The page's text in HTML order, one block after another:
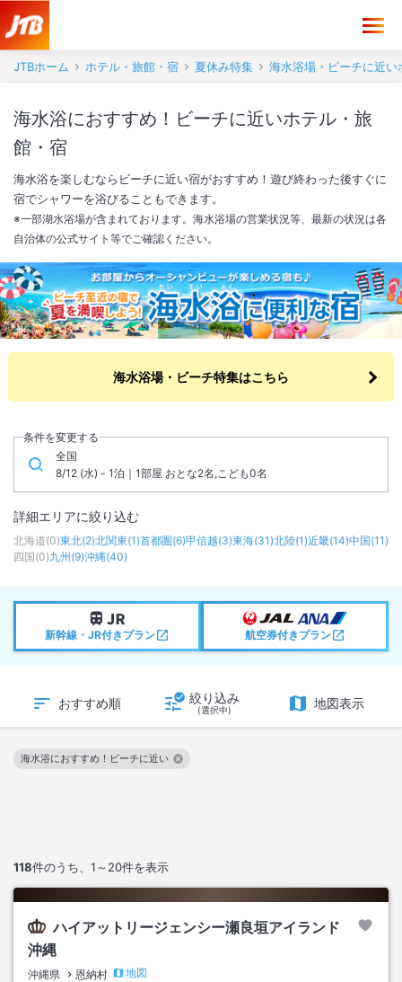
JTBホーム ホテル・旅館・宿 夏休み特集 海水浴場・ビーチに近い
海水浴におすすめ！ビーチに近いホテル・旅
館・宿
海水浴を楽しむならビーチに近い宿がおすすめ！遊び終わった後すぐに
宿でシャワーを浴びることもできます。
※一部湖水浴場が含まれております。海水浴場の営業状況等、最新の状況は各
自治体の公式サイト等でご確認ください。
海水浴場・ビーチ特集はこちら
条件を変更する
全国
8/12 (水) - 1泊｜1部屋 おとな2名,こども0名
詳細エリアに絞り込む
北海道(0)東北(2)北関東(1)首都圏(6)甲信越(3)東海(31)北陸(1)近畿(14)中国(11)
四国(0)九州 (9)沖縄(40)
新幹線・JR付きプラン 航空券付きプラン
おすすめ順 絞り込み
(選択中) 地図表示
118件のうち、 1～20件を表示
海水浴におすすめ！ビーチに近い
この絞り込み条件を解除
ハイアットリージェンシー瀬良垣アイランド
沖縄
沖縄県 恩納村
地図